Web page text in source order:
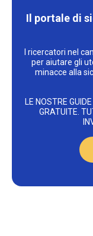
Il portale di
I ricercatori nel
per aiutare gli
minacce alla
LE NOSTRE
GRATUITE.